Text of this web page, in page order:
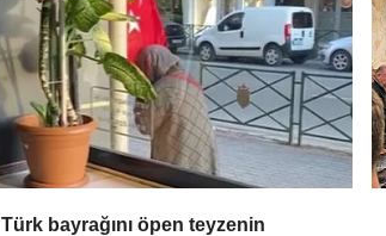
Türk bayrağını öpen teyzenin